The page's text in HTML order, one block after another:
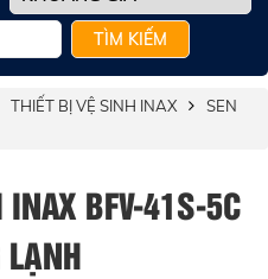
TÌM KIẾM
THIẾT BỊ VỆ SINH INAX
SEN
BFV-41S-5C
LẠNH